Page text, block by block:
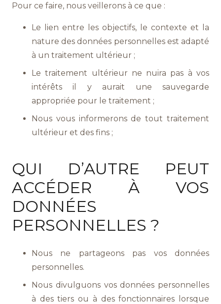
Pour ce faire, nous veillerons à ce que :
Le lien entre les objectifs, le contexte et la
nature des données personnelles est adapté
à un traitement ultérieur ;
Le traitement ultérieur ne nuira pas à vos
intérêts il y aurait une sauvegarde
appropriée pour le traitement ;
Nous vous informerons de tout traitement
ultérieur et des fins ;
QUI D’AUTRE PEUT
ACCÉDER À VOS
DONNÉES
PERSONNELLES ?
Nous ne partageons pas vos données
personnelles.
Nous divulguons vos données personnelles
à des tiers ou à des fonctionnaires lorsque